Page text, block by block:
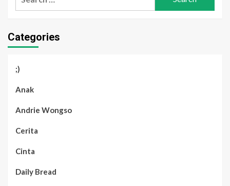
Categories
;)
Anak
Andrie Wongso
Cerita
Cinta
Daily Bread